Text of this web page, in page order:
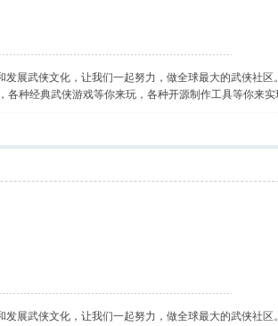
展武侠文化，让我们一起努力，做全球最大的武侠社区。
种经典武侠游戏等你来玩，各种开源制作工具等你来实
展武侠文化，让我们一起努力，做全球最大的武侠社区。